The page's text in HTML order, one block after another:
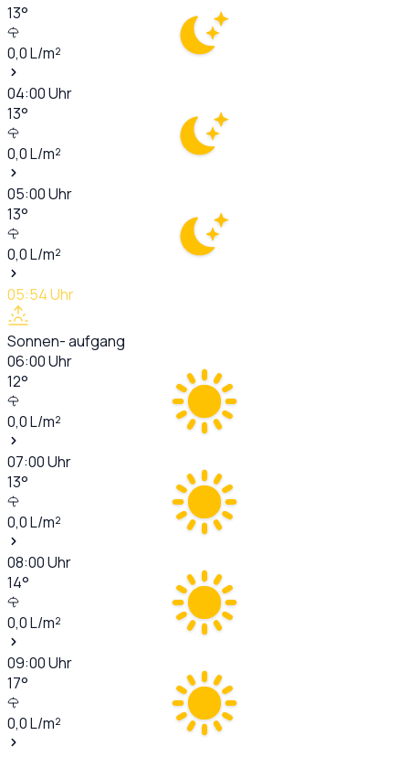
13°
0,0L/m²
04:00Uhr
13°
0,0L/m²
05:00Uhr
13°
0,0L/m²
05:54Uhr
Sonnen- aufgang
06:00Uhr
12°
0,0L/m²
07:00Uhr
13°
0,0L/m²
08:00Uhr
14°
0,0L/m²
09:00Uhr
17°
0,0L/m²